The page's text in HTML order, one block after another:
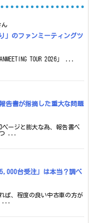
ん
」のファンミーティングツ
TOUR 2026」 ...
告書が指摘した重大な問題
ージと膨大な為、報告書ベ
つ ...
台受注」は本当？調べ
ば、程度の良い中古車の方が
...